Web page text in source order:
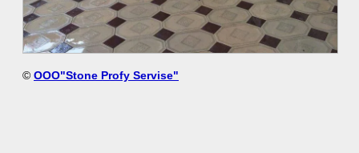
© ООО"Stone Profy Servise"